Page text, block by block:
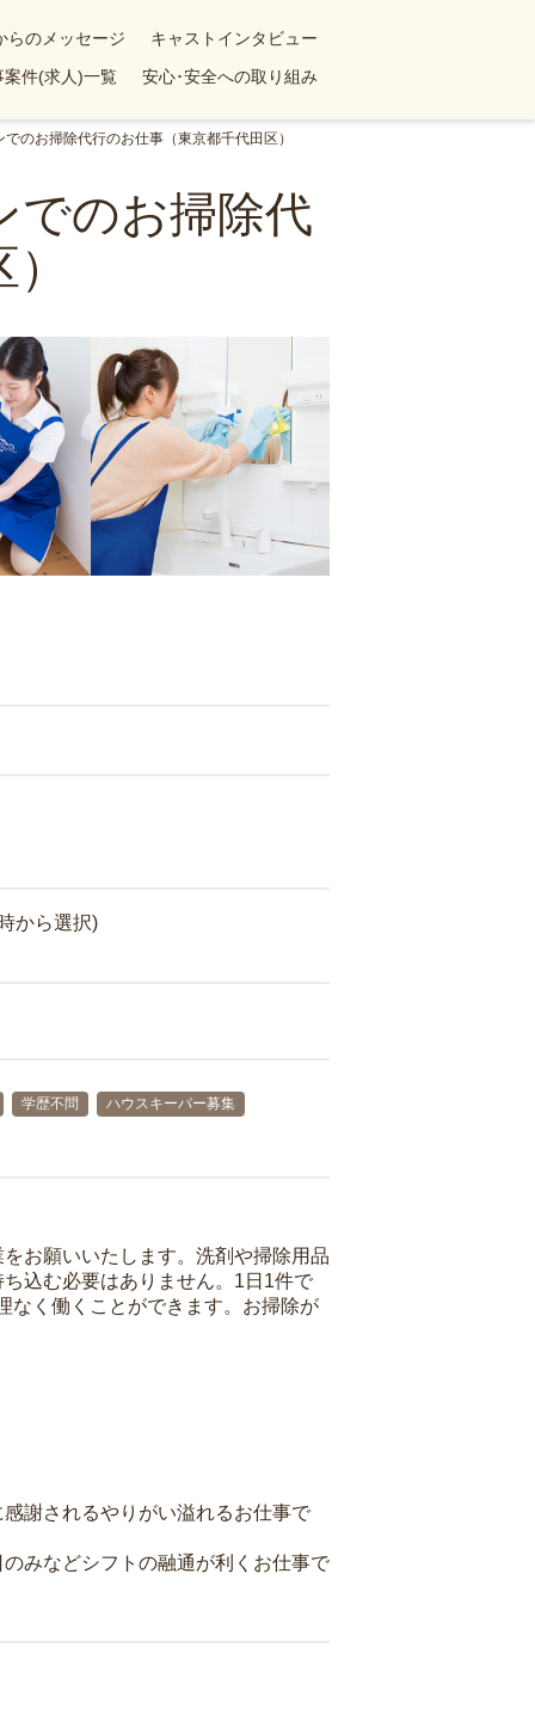
らのメッセージ
キャストインタビュー
案件(求人)一覧 安心･安全への取り組み
のお掃除代行のお仕事（東京都千代田区）
でのお掃除代
から選択)
学歴不問
ハウスキーパー募集
お願いいたします。洗剤や掃除用品
込む必要はありません。1日1件で
なく働くことができます。お掃除が
謝されるやりがい溢れるお仕事で
みなどシフトの融通が利くお仕事で